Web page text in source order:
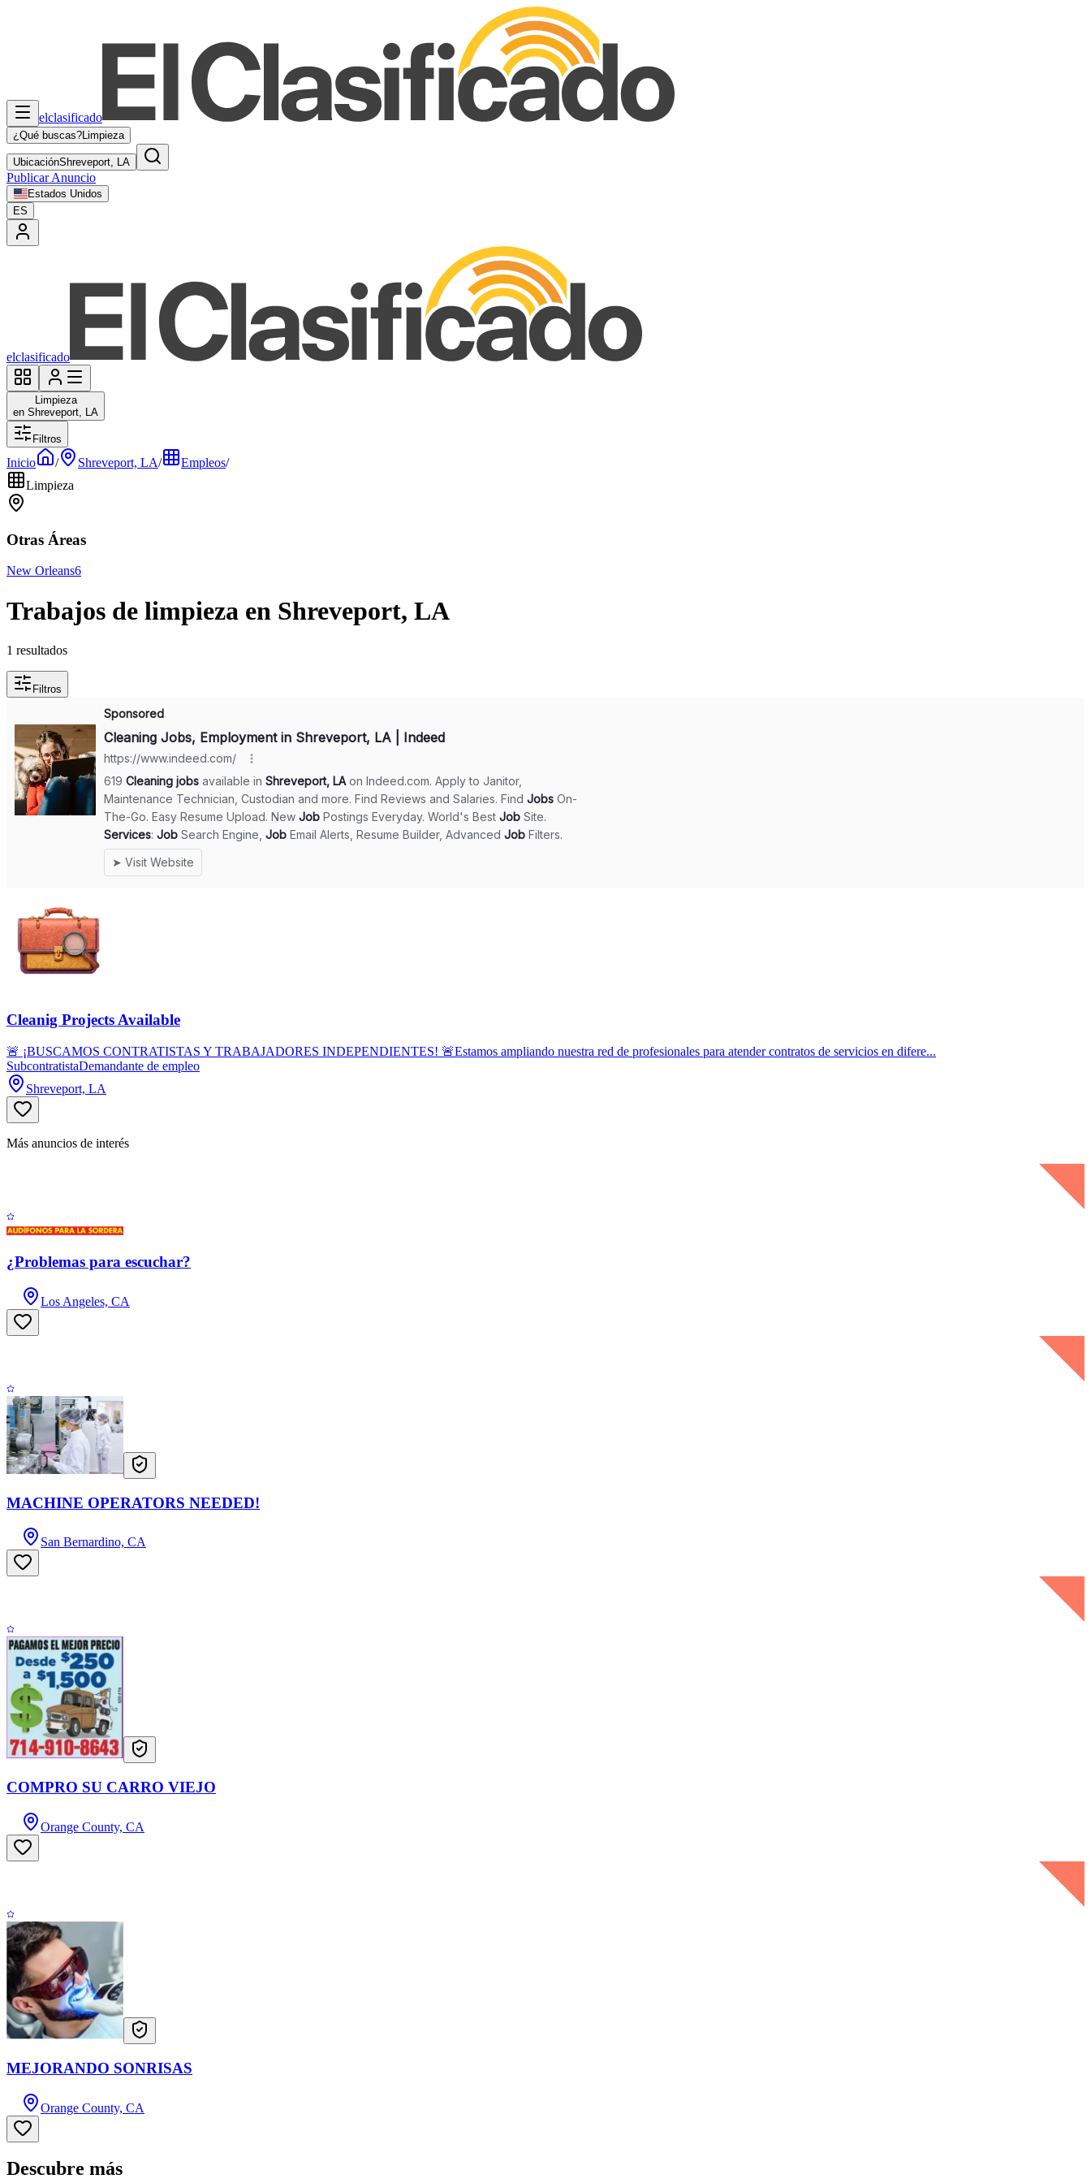
elclasificado
¿Qué buscas?Limpieza
UbicaciónShreveport, LA
Publicar Anuncio
Estados Unidos
ES
elclasificado
Limpieza
en Shreveport, LA
Filtros
Inicio / Shreveport, LA/ Empleos/
Limpieza
Otras Áreas
New Orleans6
Trabajos de limpieza en Shreveport, LA
1 resultados
Filtros
Cleanig Projects Available
🚨 ¡BUSCAMOS CONTRATISTAS Y TRABAJADORES INDEPENDIENTES! 🚨Estamos ampliando nuestra red de profesionales para atender contratos de servicios en difere...
SubcontratistaDemandante de empleo
Shreveport, LA
Más anuncios de interés
¿Problemas para escuchar?
Los Angeles, CA
MACHINE OPERATORS NEEDED!
San Bernardino, CA
COMPRO SU CARRO VIEJO
Orange County, CA
MEJORANDO SONRISAS
Orange County, CA
Descubre más